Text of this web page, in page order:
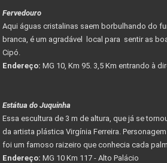
Fervedouro
Aqui águas cristalinas saem borbulhando do
branca, é um agradável local para sentir as
Cipó.
Endereço: MG 10, Km 95. 3,5 Km entrando à
Estátua do Juquinha
Essa escultura de 3 m de altura, que já se
da artista plástica Virgínia Ferreira.
foi um famoso raizeiro que conhecia cada
Endereço: MG 10 Km 117 - Alto Palácio